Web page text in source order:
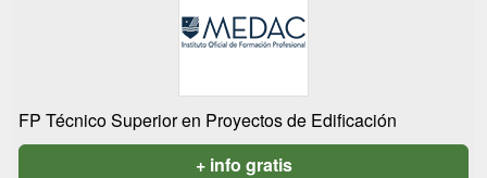
FP Técnico Superior en Proyectos de Edificación
+ info gratis